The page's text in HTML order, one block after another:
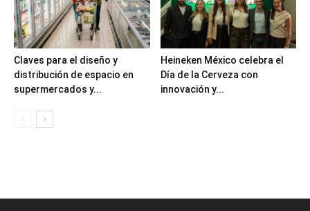
Claves para el diseño y
distribución de espacio en
supermercados y...
Heineken México celebra el
Día de la Cerveza con
innovación y...